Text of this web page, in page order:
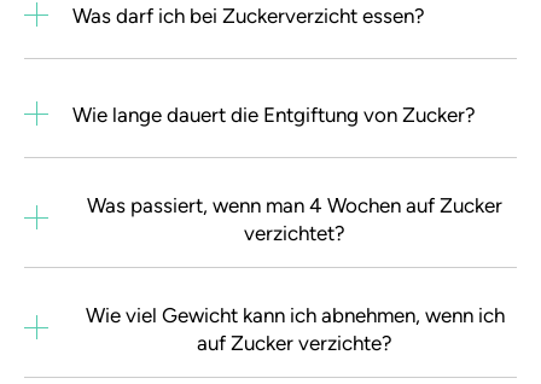
Was darf ich bei Zuckerverzicht essen?
Wie lange dauert die Entgiftung von Zucker?
Was passiert, wenn man 4 Wochen auf Zucker
verzichtet?
Wie viel Gewicht kann ich abnehmen, wenn ich
auf Zucker verzichte?